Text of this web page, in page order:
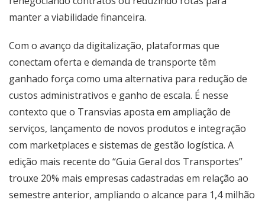
manter a viabilidade financeira.
Com o avanço da digitalização, plataformas que
conectam oferta e demanda de transporte têm
ganhado força como uma alternativa para redução de
custos administrativos e ganho de escala. É nesse
contexto que o Transvias aposta em ampliação de
serviços, lançamento de novos produtos e integração
com marketplaces e sistemas de gestão logística. A
edição mais recente do “Guia Geral dos Transportes”
trouxe 20% mais empresas cadastradas em relação ao
semestre anterior, ampliando o alcance para 1,4 milhão